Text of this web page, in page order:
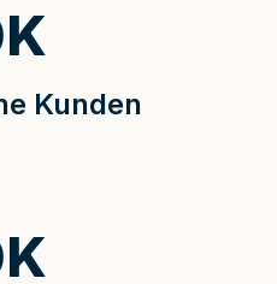
Kunden
K
K